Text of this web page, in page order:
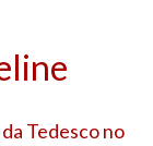
Tedesco no